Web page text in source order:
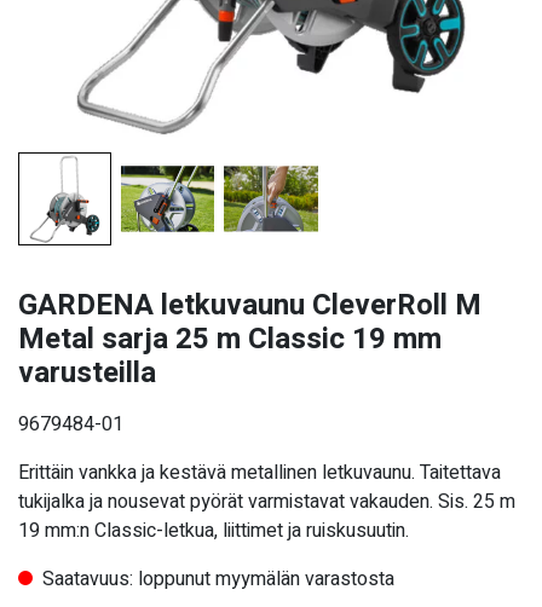
GARDENA letkuvaunu CleverRoll M
Metal sarja 25 m Classic 19 mm
varusteilla
9679484-01
Erittäin vankka ja kestävä metallinen letkuvaunu. Taitettava
tukijalka ja nousevat pyörät varmistavat vakauden. Sis. 25 m
19 mm:n Classic-letkua, liittimet ja ruiskusuutin.
Saatavuus: loppunut myymälän varastosta